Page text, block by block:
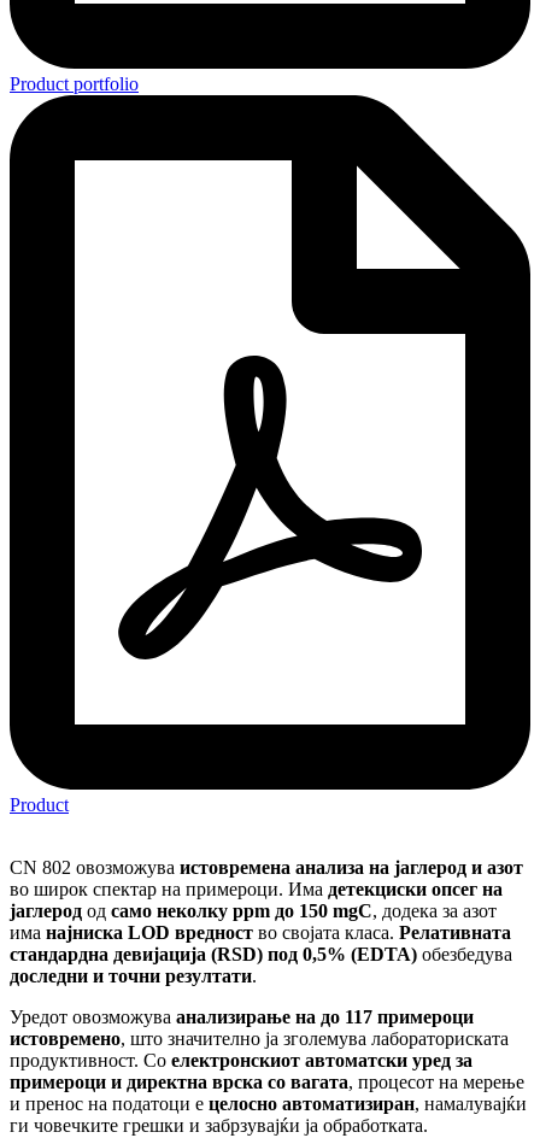
Product portfolio
Product
CN 802 овозможува истовремена анализа на јаглерод и азот
во широк спектар на примероци. Има детекциски опсег на
јаглерод од само неколку ppm до 150 mgC, додека за азот
има најниска LOD вредност во својата класа. Релативната
стандардна девијација (RSD) под 0,5% (EDTA) обезбедува
доследни и точни резултати.
Уредот овозможува анализирање на до 117 примероци
истовремено, што значително ја зголемува лабораториската
продуктивност. Со електронскиот автоматски уред за
примероци и директна врска со вагата, процесот на мерење
и пренос на податоци е целосно автоматизиран, намалувајќи
ги човечките грешки и забрзувајќи ја обработката.